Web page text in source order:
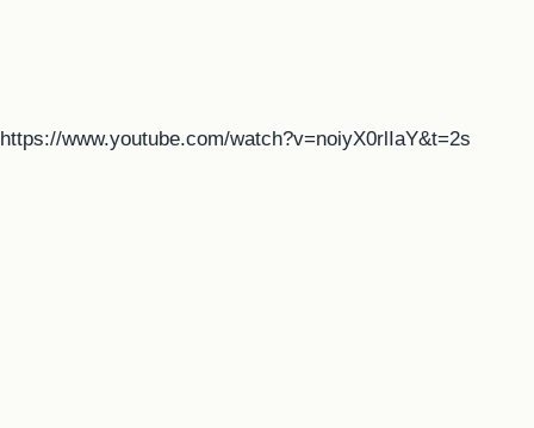
https://www.youtube.com/watch?v=noiyX0rlIaY&t=2s